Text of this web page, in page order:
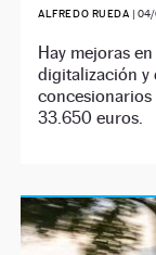
ALFREDO RUEDA | 04/
Hay mejoras
digitalización y
concesionarios
33.650 euros.